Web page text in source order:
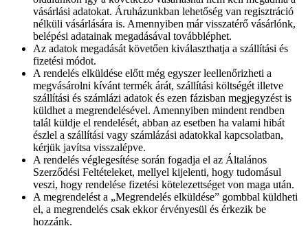
vásárlási adatokat. Áruházunkban lehetőség van regisztráció
nélküli vásárlására is. Amennyiben már visszatérő vásárlónk,
belépési adatainak megadásával továbbléphet.
Az adatok megadását követően kiválaszthatja a szállítási és
fizetési módot.
A rendelés elküldése előtt még egyszer leellenőrizheti a
megvásárolni kívánt termék árát, szállítási költségét illetve
szállítási és számlázi adatok és ezen fázisban megjegyzést is
küldhet a megrendelésével. Amennyiben mindent rendben
talál küldje el rendelését, abban az esetben ha valami hibát
észlel a szállítási vagy számlázási adatokkal kapcsolatban,
kérjük javítsa visszalépve.
A rendelés véglegesítése során fogadja el az Általános
Szerződési Feltételeket, mellyel kijelenti, hogy tudomásul
veszi, hogy rendelése fizetési kötelezettséget von maga után.
A megrendelést a „Megrendelés elküldése” gombbal küldheti
el, a megrendelés csak ekkor érvényesül és érkezik be
hozzánk.